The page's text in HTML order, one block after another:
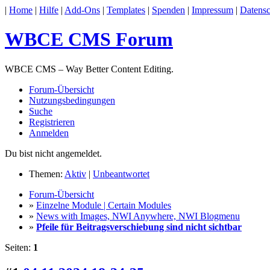
| Home | Hilfe | Add-Ons | Templates | Spenden | Impressum |
WBCE CMS Forum
WBCE CMS – Way Better Content Editing.
Forum-Übersicht
Nutzungsbedingungen
Suche
Registrieren
Anmelden
Du bist nicht angemeldet.
Themen: Aktiv | Unbeantwortet
Forum-Übersicht
» Einzelne Module | Certain Modules
» News with Images, NWI Anywhere, NWI Blogmenu
» Pfeile für Beitragsverschiebung sind nicht sichtbar
Seiten: 1